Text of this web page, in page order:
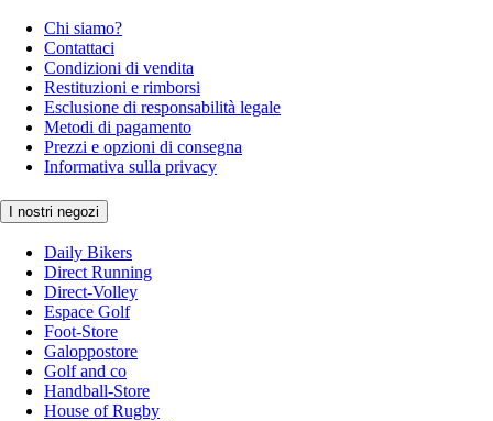
Chi siamo?
Contattaci
Condizioni di vendita
Restituzioni e rimborsi
Esclusione di responsabilità legale
Metodi di pagamento
Prezzi e opzioni di consegna
Informativa sulla privacy
I nostri negozi
Daily Bikers
Direct Running
Direct-Volley
Espace Golf
Foot-Store
Galoppostore
Golf and co
Handball-Store
House of Rugby